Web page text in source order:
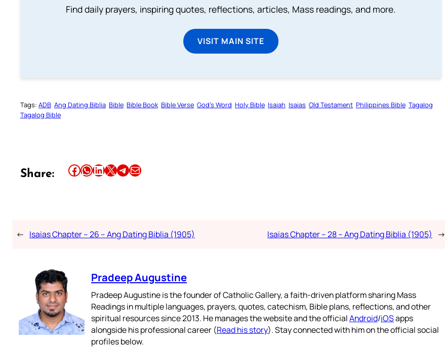
Find daily prayers, inspiring quotes, reflections, articles, Mass readings, and more.
VISIT MAIN SITE
Tags: ADB Ang Dating Biblia Bible Bible Book Bible Verse God’s Word Holy Bible Isaiah Isaias Old Testament Philippines Bible Tagalog
Tagalog Bible
Share: Share this article on Facebook Share this article on WhatsApp Share this article on LinkedIn Share this article on X Share this article on TelegramEmail this Article
← Isaias Chapter – 26 – Ang Dating Biblia (1905) Isaias Chapter – 28 – Ang Dating Biblia (1905) →
Pradeep Augustine
Pradeep Augustine is the founder of Catholic Gallery, a faith-driven platform sharing Mass
Readings in multiple languages, prayers, quotes, catechism, Bible plans, reflections, and other
spiritual resources since 2013. He manages the website and the officialAndroid/iOSapps
alongside his professional career (Read his story). Stay connected with him on the official social
profiles below.